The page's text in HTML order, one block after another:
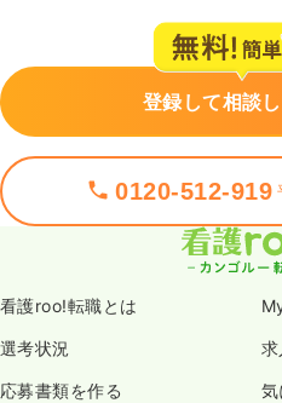
登録して相談
0120-512-919
看護roo!転職とは
選考状況 求
応募書類を作る 気